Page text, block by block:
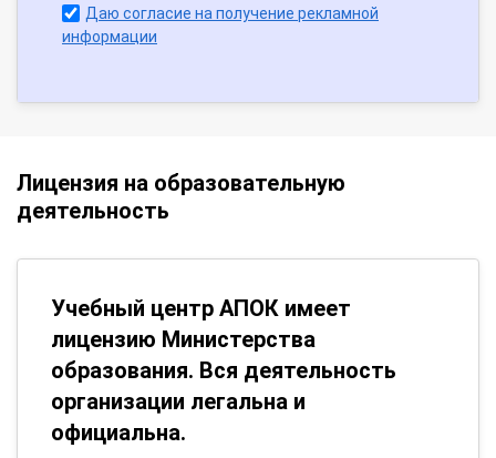
Даю согласие на получение рекламной
информации
Лицензия на образовательную
деятельность
Учебный центр АПОК имеет
лицензию Министерства
образования. Вся деятельность
организации легальна и
официальна.